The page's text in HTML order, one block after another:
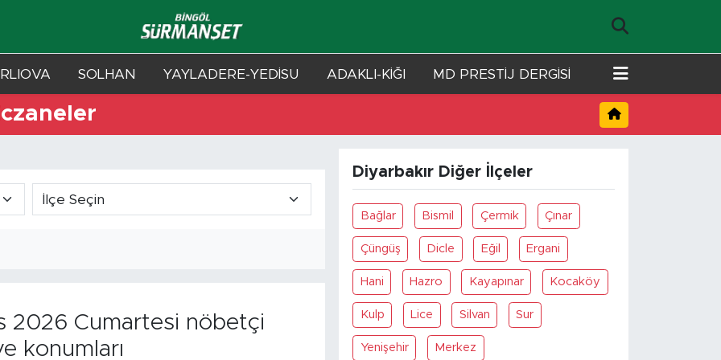
SOLHAN YAYLADERE-YEDİSU ADAKLI-KİĞI MD PRESTİJ DERGİSİ
2026 Cumartesi nöbetçi
konumları
Diyarbakır Diğer İlçeler
Bağlar Bismil Çermik Çınar
Çüngüş Dicle Eğil Ergani
Hani Hazro Kayapınar Kocaköy
Kulp Lice Silvan Sur
Yenişehir Merkez